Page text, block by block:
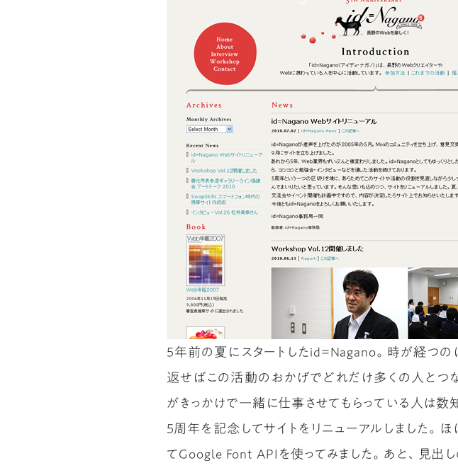
5年前の夏にスタートしたid=Nagano。時が経つの
返せばこの活動のおかげでどれだけ多くの人とつ
がきっかけで一緒に仕事させてもらっている人は数
5周年を記念してサイトをリニューアルしました。
てGoogle Font APIを使ってみました。あと、見出し